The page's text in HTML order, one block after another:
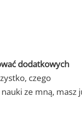
dodatkowych
czego
ze mną, masz